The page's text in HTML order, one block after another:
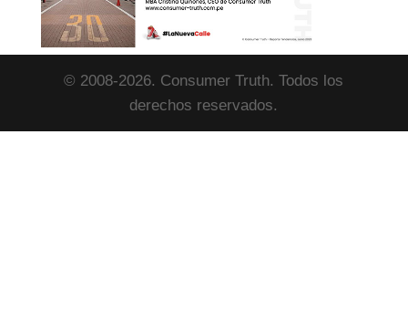
© 2008-2026. Consumer Truth. Todos los
derechos reservados.